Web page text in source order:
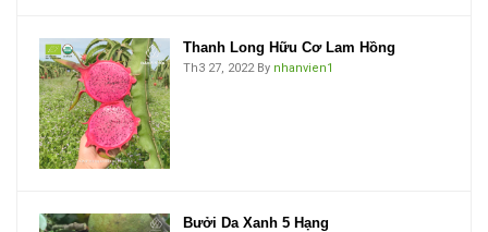
Thanh Long Hữu Cơ Lam Hồng
Th3 27, 2022 By nhanvien1
Bưởi Da Xanh 5 Hạng